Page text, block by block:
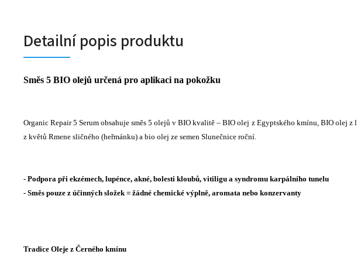
Detailní popis produktu
Směs 5 BIO olejů určená pro aplikaci na pokožku
Organic Repair 5 Serum obsahuje směs 5 olejů v BIO kvalitě – BIO olej z Egyptského kmínu, BIO olej
z květů Rmene sličného (heřmánku) a bio olej ze semen Slunečnice roční.
- Podpora při ekzémech, lupénce, akné, bolesti kloubů, vitiligu a syndromu karpálního tunelu
- Směs pouze z účinných složek = žádné chemické výplně, aromata nebo konzervanty
Tradice Oleje z Černého kmínu